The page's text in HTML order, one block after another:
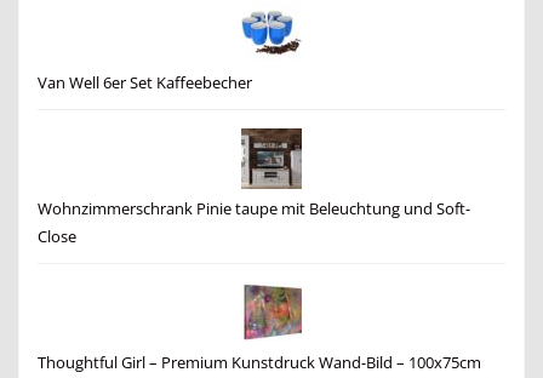
Van Well 6er Set Kaffeebecher
Wohnzimmerschrank Pinie taupe mit Beleuchtung und Soft-
Close
Thoughtful Girl – Premium Kunstdruck Wand-Bild – 100x75cm